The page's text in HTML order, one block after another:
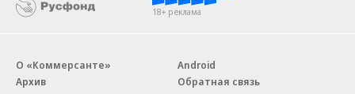
18+ реклама
О «Коммерсанте»
Архив
Android
Обратная связь